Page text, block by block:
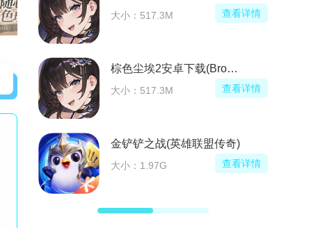
大小：517.3M 查看详情
棕色尘埃2安卓下载(BrownDust II)
大小：517.3M 查看详情
金铲铲之战(英雄联盟传奇)
大小：1.97G 查看详情